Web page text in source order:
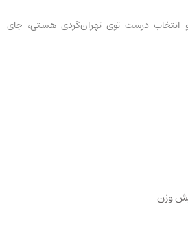
و انتخاب درست توی تهران‌گردی هستی، جای
وزن